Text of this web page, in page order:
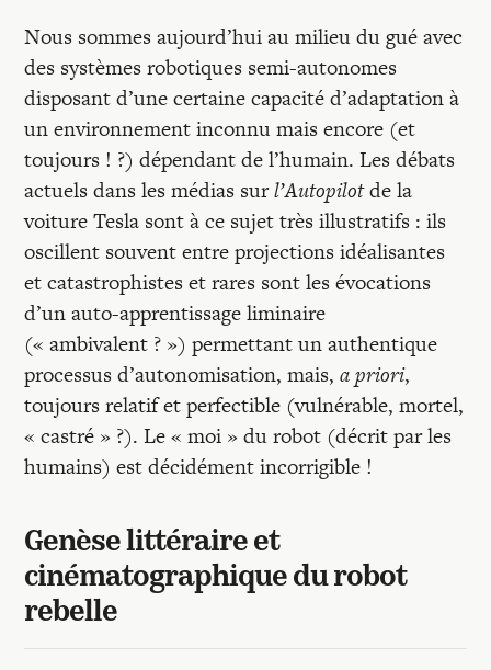
Nous sommes aujourd’hui au milieu du gué avec
des systèmes robotiques semi-autonomes
disposant d’une certaine capacité d’adaptation à
un environnement inconnu mais encore (et
toujours ! ?) dépendant de l’humain. Les débats
actuels dans les médias surl’Autopilotde la
voiture Tesla sont à ce sujet très illustratifs : ils
oscillent souvent entre projections idéalisantes
et catastrophistes et rares sont les évocations
d’un auto-apprentissage liminaire
(« ambivalent ? ») permettant un authentique
processus d’autonomisation, mais,a priori,
toujours relatif et perfectible (vulnérable, mortel,
« castré » ?). Le « moi » du robot (décrit par les
humains) est décidément incorrigible !
Genèse littéraire et
cinématographique du robot
rebelle